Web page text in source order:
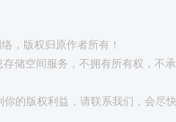
，版权归原作者所有！
存储空间服务，不拥有所有权，不
的版权利益，请联系我们，会尽